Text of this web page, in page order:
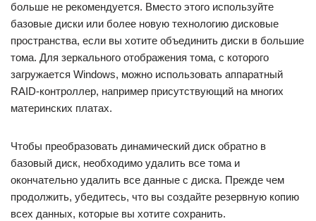
больше не рекомендуется. Вместо этого используйте
базовые диски или более новую технологию дисковые
пространства, если вы хотите объединить диски в большие
тома. Для зеркального отображения тома, с которого
загружается Windows, можно использовать аппаратный
RAID-контроллер, например присутствующий на многих
материнских платах.
Чтобы преобразовать динамический диск обратно в
базовый диск, необходимо удалить все тома и
окончательно удалить все данные с диска. Прежде чем
продолжить, убедитесь, что вы создайте резервную копию
всех данных, которые вы хотите сохранить.